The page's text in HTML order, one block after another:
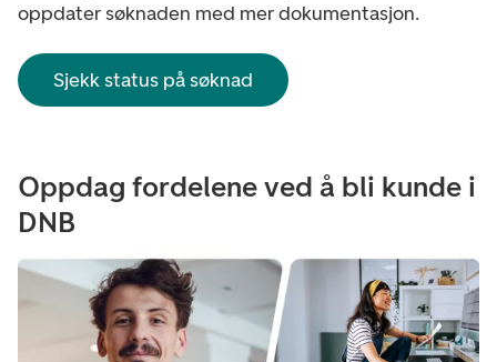
oppdater søknaden med mer dokumentasjon.
Sjekk status på søknad
Oppdag fordelene ved å bli kunde i
DNB